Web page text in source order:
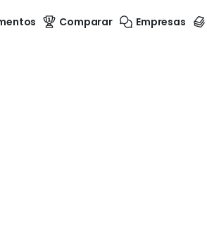
Comparar Empresas